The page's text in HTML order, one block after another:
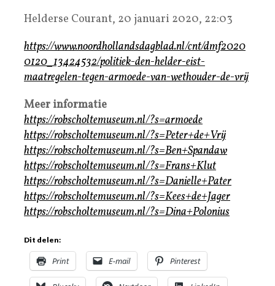
Helderse Courant, 20 januari 2020, 22:03
https://www.noordhollandsdagblad.nl/cnt/dmf2020
0120_13424532/politiek-den-helder-eist-
maatregelen-tegen-armoede-van-wethouder-de-vrij
Meer informatie
https://robscholtemuseum.nl/?s=armoede
https://robscholtemuseum.nl/?s=Peter+de+Vrij
https://robscholtemuseum.nl/?s=Ben+Spandaw
https://robscholtemuseum.nl/?s=Frans+Klut
https://robscholtemuseum.nl/?s=Danielle+Pater
https://robscholtemuseum.nl/?s=Kees+de+Jager
https://robscholtemuseum.nl/?s=Dina+Polonius
Dit delen:
Print E-mail Pinterest